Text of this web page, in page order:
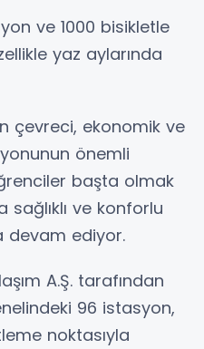
ve 1000 bisikletle
yaz aylarında
çevreci, ekonomik ve
önemli
başta olmak
ve konforlu
devam ediyor.
A.Ş. tarafından
96 istasyon,
noktasıyla